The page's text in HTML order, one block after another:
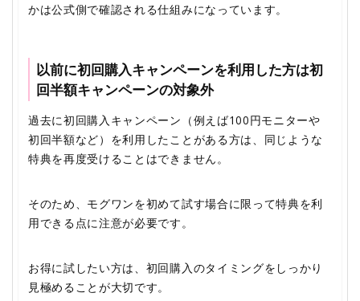
かは公式側で確認される仕組みになっています。
以前に初回購入キャンペーンを利用した方は初
回半額キャンペーンの対象外
過去に初回購入キャンペーン（例えば100円モニターや
初回半額など）を利用したことがある方は、同じような
特典を再度受けることはできません。
そのため、モグワンを初めて試す場合に限って特典を利
用できる点に注意が必要です。
お得に試したい方は、初回購入のタイミングをしっかり
見極めることが大切です。